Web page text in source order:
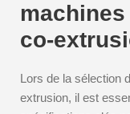
co-
Lors de la sélection
extrusion, il est